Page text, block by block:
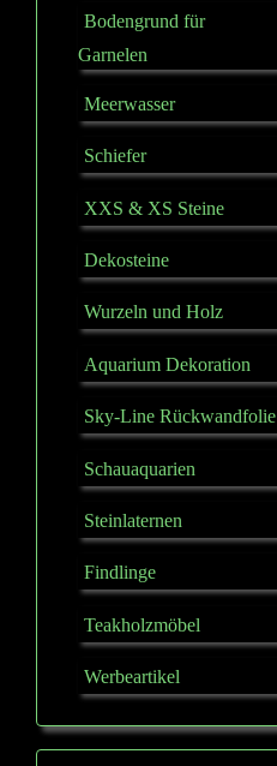
Bodengrund für
Garnelen
Meerwasser
Schiefer
XXS & XS Steine
Dekosteine
Wurzeln und Holz
Aquarium Dekoration
Sky-Line Rückwandfolie
Schauaquarien
Steinlaternen
Findlinge
Teakholzmöbel
Werbeartikel